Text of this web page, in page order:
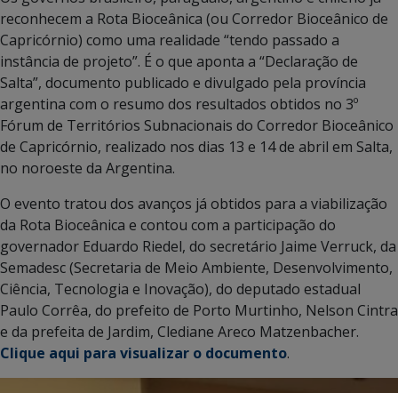
reconhecem a Rota Bioceânica (ou Corredor Bioceânico de
Capricórnio) como uma realidade “tendo passado a
instância de projeto”. É o que aponta a “Declaração de
Salta”, documento publicado e divulgado pela província
argentina com o resumo dos resultados obtidos no 3º
Fórum de Territórios Subnacionais do Corredor Bioceânico
de Capricórnio, realizado nos dias 13 e 14 de abril em Salta,
no noroeste da Argentina.
O evento tratou dos avanços já obtidos para a viabilização
da Rota Bioceânica e contou com a participação do
governador Eduardo Riedel, do secretário Jaime Verruck, da
Semadesc (Secretaria de Meio Ambiente, Desenvolvimento,
Ciência, Tecnologia e Inovação), do deputado estadual
Paulo Corrêa, do prefeito de Porto Murtinho, Nelson Cintra
e da prefeita de Jardim, Clediane Areco Matzenbacher.
Clique aqui para visualizar o documento.